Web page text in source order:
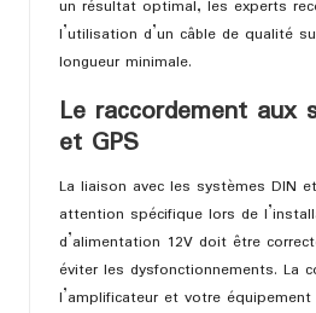
un résultat optimal, les experts
l’utilisation d’un câble de qualité
longueur minimale.
Le raccordement aux
et GPS
La liaison avec les systèmes DIN
attention spécifique lors de
d’alimentation 12V doit être
éviter les dysfonctionnements. La
l’amplificateur et votre